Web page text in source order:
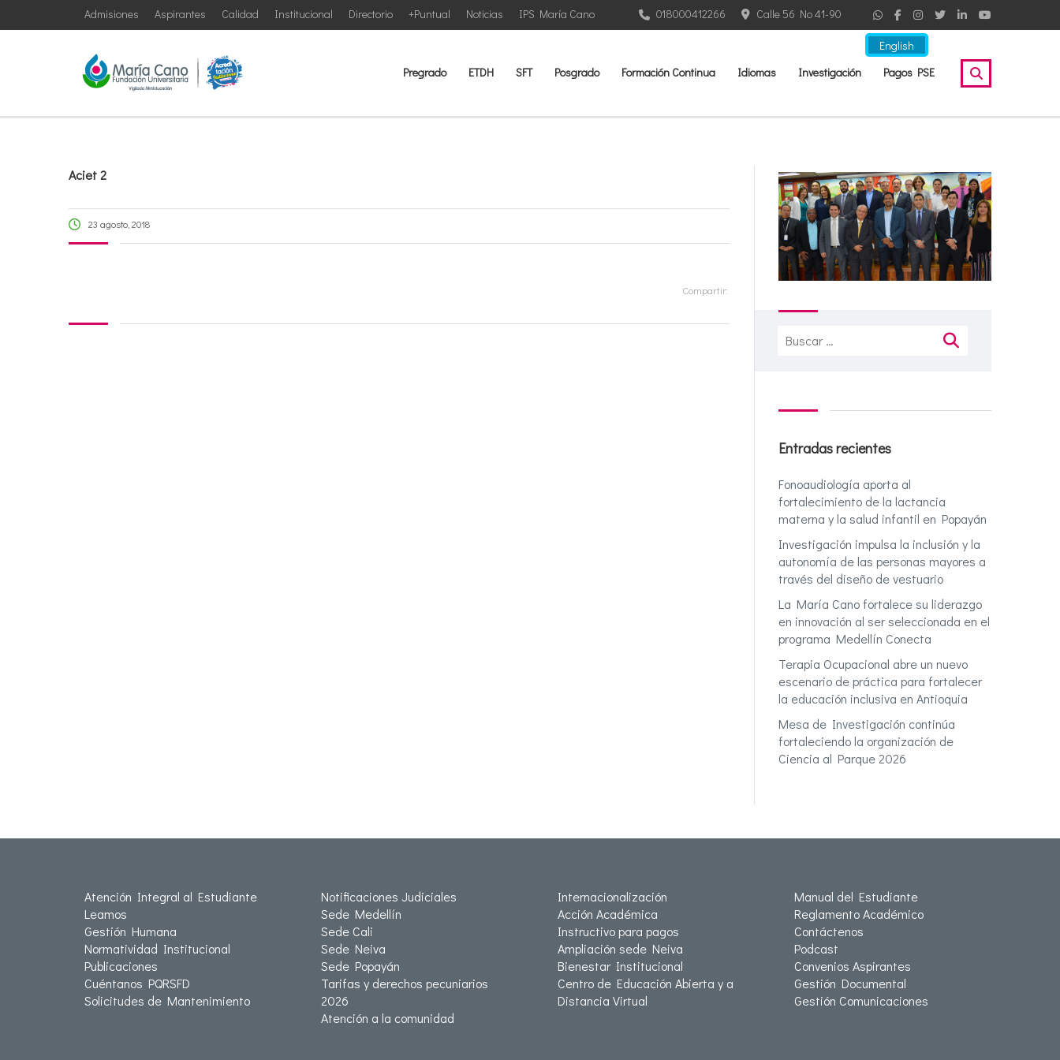
English
IPS María Cano
Noticias
+Puntual
Directorio
Institucional
Calidad
Aspirantes
Admisiones Calle 56 No 41-90
018000412266
Pregrado ETDH SFT Posgrado Formación Continua Idiomas Investigación Pagos PSE
Aciet 2
23 agosto, 2018
Compartir:
Buscar:
Entradas recientes
Fonoaudiología aporta al
fortalecimiento de la lactancia
materna y la salud infantil en Popayán
Investigación impulsa la inclusión y la
autonomía de las personas mayores a
través del diseño de vestuario
La María Cano fortalece su liderazgo
en innovación al ser seleccionada en el
programa Medellín Conecta
Terapia Ocupacional abre un nuevo
escenario de práctica para fortalecer
la educación inclusiva en Antioquia
Mesa de Investigación continúa
fortaleciendo la organización de
Ciencia al Parque 2026
Atención Integral al Estudiante
Leamos
Gestión Humana
Normatividad Institucional
Publicaciones
Cuéntanos PQRSFD
Solicitudes de Mantenimiento
Notificaciones Judiciales
Sede Medellín
Sede Cali
Sede Neiva
Sede Popayán
Tarifas y derechos pecuniarios
2026
Atención a la comunidad
Internacionalización
Acción Académica
Instructivo para pagos
Ampliación sede Neiva
Bienestar Institucional
Centro de Educación Abierta y a
Distancia Virtual
Manual del Estudiante
Reglamento Académico
Contáctenos
Podcast
Convenios Aspirantes
Gestión Documental
Gestión Comunicaciones